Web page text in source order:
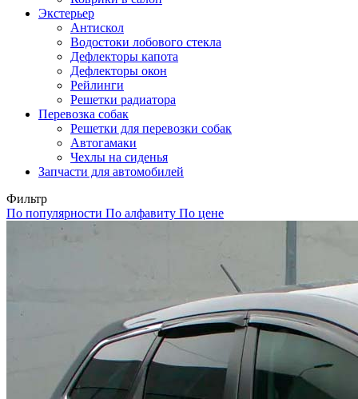
Экстерьер
Антискол
Водостоки лобового стекла
Дефлекторы капота
Дефлекторы окон
Рейлинги
Решетки радиатора
Перевозка собак
Решетки для перевозки собак
Автогамаки
Чехлы на сиденья
Запчасти для автомобилей
Фильтр
По популярности По алфавиту По цене